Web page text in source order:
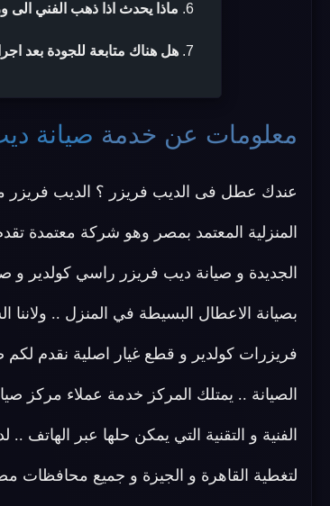
ماذا يحدث اذا ذهب الفني الى
هل هناك متابعة للجودة بعد
معلومات عن خدمة صيانة
عندك عطل فى الديب فريزر ؟ الديب فريزر
المنزلية المعتمد بمصر وهو شركة معتمدة
الجديدة و صيانة ديب فريزر راسي كولدير و
بصيانة الاعطال البسيطة في المنزل ..
فريزرات كولدير و قطع غيار اصلية نقدم
الصيانة .. يمتلك المركز خدمة عملاء مركز
الفنية و التقنية التي يمكن حلها عبر
لتغطية القاهرة و الجيزة و جميع محافظات